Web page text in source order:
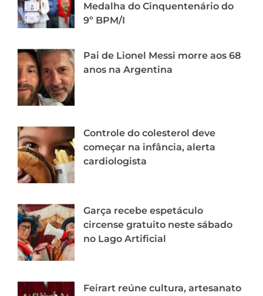
Medalha do Cinquentenário do
9º BPM/I
Pai de Lionel Messi morre aos 68
anos na Argentina
Controle do colesterol deve
começar na infância, alerta
cardiologista
Garça recebe espetáculo
circense gratuito neste sábado
no Lago Artificial
Feirart reúne cultura, artesanato